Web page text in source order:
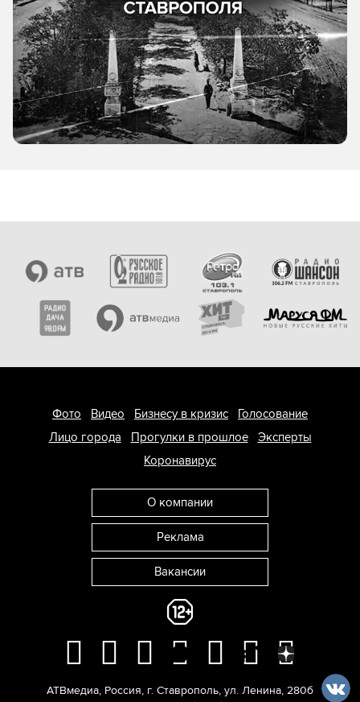
Фото Видео Бизнесу в кризис
Голосование
Лицо города
Прогулки в прошлое
Эксперты
Коронавирус
О компании
Реклама
Вакансии
АТВмедиа, Россия, г. Ставрополь, ул. Ленина, 280б